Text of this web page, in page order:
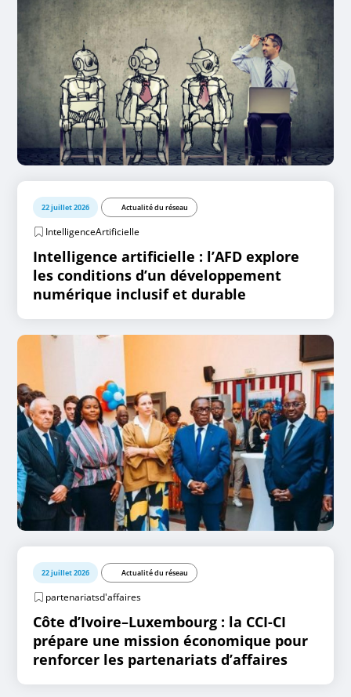
22 juillet 2026 Actualité du réseau
IntelligenceArtificielle
Intelligence artificielle : l’AFD explore
les conditions d’un développement
numérique inclusif et durable
22 juillet 2026 Actualité du réseau
partenariatsd'affaires
Côte d’Ivoire–Luxembourg : la CCI-CI
prépare une mission économique pour
renforcer les partenariats d’affaires